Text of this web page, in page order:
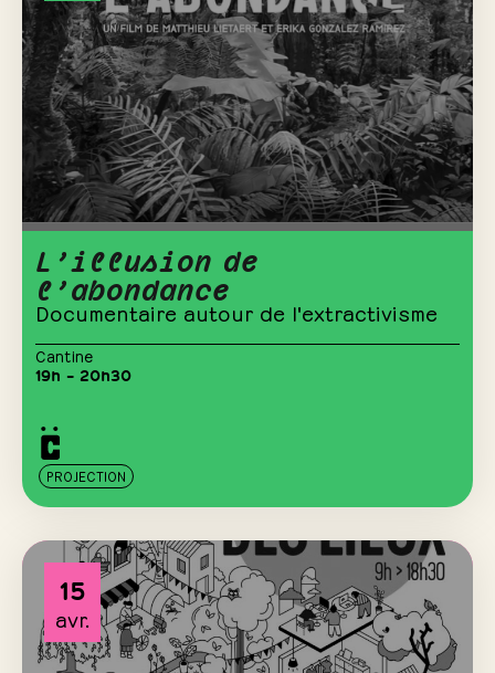
L’illusion de
l’abondance
Documentaire autour de l'extractivisme
Cantine
19h – 20h30
PROJECTION
15
avr.